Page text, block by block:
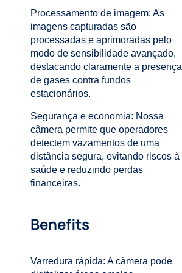
Processamento de imagem: As
imagens capturadas são
processadas e aprimoradas pelo
modo de sensibilidade avançado,
destacando claramente a presença
de gases contra fundos
estacionários.
Segurança e economia: Nossa
câmera permite que operadores
detectem vazamentos de uma
distância segura, evitando riscos à
saúde e reduzindo perdas
financeiras.
Benefits
Varredura rápida: A câmera pode